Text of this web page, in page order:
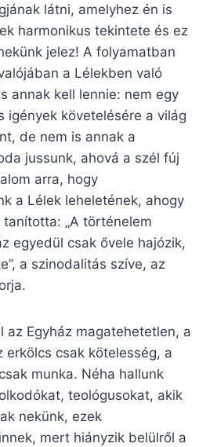
látni, amelyhez én is
harmonikus tekintete és ez
jelez! A folyamatban
a Lélekben való
annak kell lennie: nem egy
igények követelésére a világ
de nem is annak a
jussunk, ahová a szél fúj
arra, hogy
a Lélek leheletének, ahogy
tanította: „A történelem
egyedül csak ővele hajózik,
a szinodalitás szíve, az
az Egyház magatehetetlen, a
erkölcs csak kötelesség, a
munka. Néha hallunk
teológusokat, akik
nekünk, ezek
mert hiányzik belülről a